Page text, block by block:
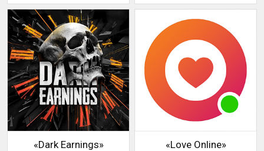
«Dark Earnings» «Love Online»